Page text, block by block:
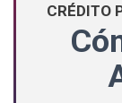
CRÉDITO